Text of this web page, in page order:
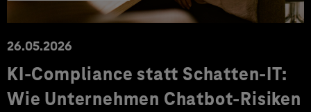
26.05.2026
KI-Compliance statt Schatten-IT:
Wie Unternehmen Chatbot-Risiken